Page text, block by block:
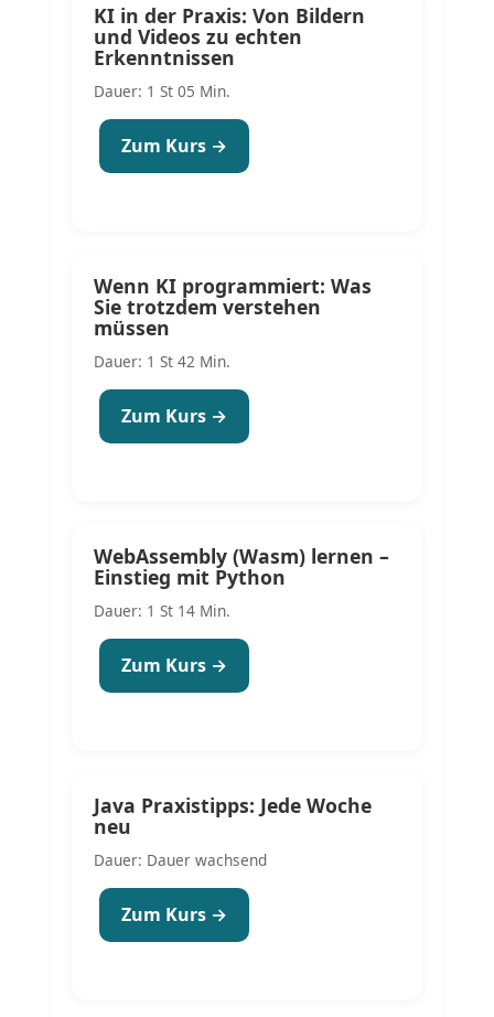
KI in der Praxis: Von Bildern
und Videos zu echten
Erkenntnissen
Dauer: 1 St 05 Min.
Zum Kurs →
Wenn KI programmiert: Was
Sie trotzdem verstehen
müssen
Dauer: 1 St 42 Min.
Zum Kurs →
WebAssembly (Wasm) lernen –
Einstieg mit Python
Dauer: 1 St 14 Min.
Zum Kurs →
Java Praxistipps: Jede Woche
neu
Dauer: Dauer wachsend
Zum Kurs →